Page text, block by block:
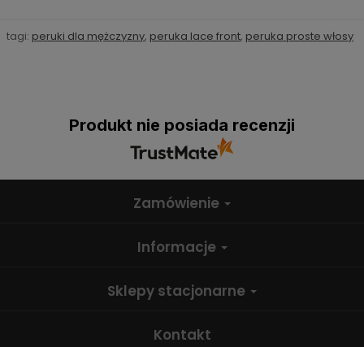
tagi: peruki dla mężczyzny, peruka lace front, peruka proste włosy
Produkt nie posiada recenzji
Zamówienie
Informacje
Sklepy stacjonarne
Kontakt